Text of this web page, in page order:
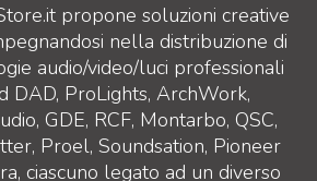
propone soluzioni creative
nella distribuzione di
audio/video/luci professionali
DAD, ProLights, ArchWork,
GDE, RCF, Montarbo, QSC,
Proel, Soundsation, Pioneer
ciascuno legato ad un diverso